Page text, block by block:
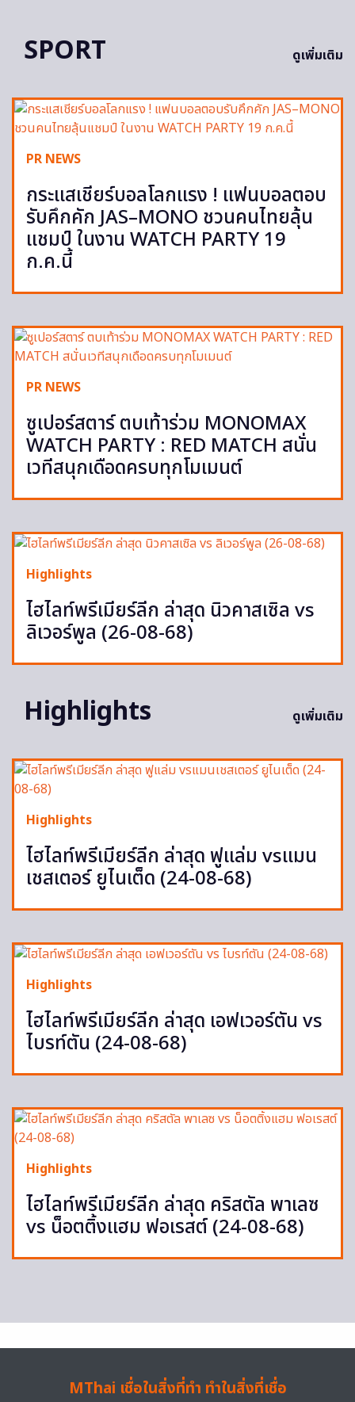
SPORT
ดูเพิ่มเติม
PR NEWS
กระแสเชียร์บอลโลกแรง ! แฟนบอลตอบ
รับคึกคัก JAS–MONO ชวนคนไทยลุ้น
แชมป์ ในงาน WATCH PARTY 19
ก.ค.นี้
PR NEWS
ซูเปอร์สตาร์ ตบเท้าร่วม MONOMAX
WATCH PARTY : RED MATCH สนั่น
เวทีสนุกเดือดครบทุกโมเมนต์
Highlights
ไฮไลท์พรีเมียร์ลีก ล่าสุด นิวคาสเซิล vs
ลิเวอร์พูล (26-08-68)
Highlights ดูเพิ่มเติม
Highlights
ไฮไลท์พรีเมียร์ลีก ล่าสุด ฟูแล่ม vsแมน
เชสเตอร์ ยูไนเต็ด (24-08-68)
Highlights
ไฮไลท์พรีเมียร์ลีก ล่าสุด เอฟเวอร์ตัน vs
ไบรท์ตัน (24-08-68)
Highlights
ไฮไลท์พรีเมียร์ลีก ล่าสุด คริสตัล พาเลซ
vs น็อตติ้งแฮม ฟอเรสต์ (24-08-68)
MThai เชื่อในสิ่งที่ทำ ทำในสิ่งที่เชื่อ